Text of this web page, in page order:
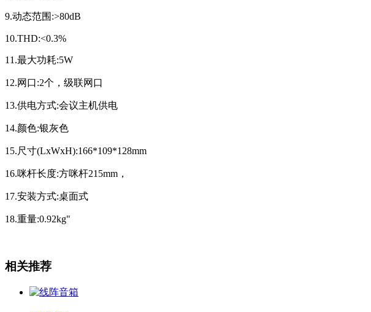
9.动态范围:>80dB
10.THD:<0.3%
11.最大功耗:5W
12.网口:2个，级联网口
13.供电方式:会议主机供电
14.颜色:银灰色
15.尺寸(LxWxH):166*109*128mm
16.咪杆长度:方咪杆215mm，
17.安装方式:桌面式
18.重量:0.92kg"
相关推荐